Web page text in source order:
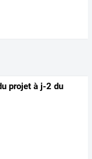
projet à j-2 du